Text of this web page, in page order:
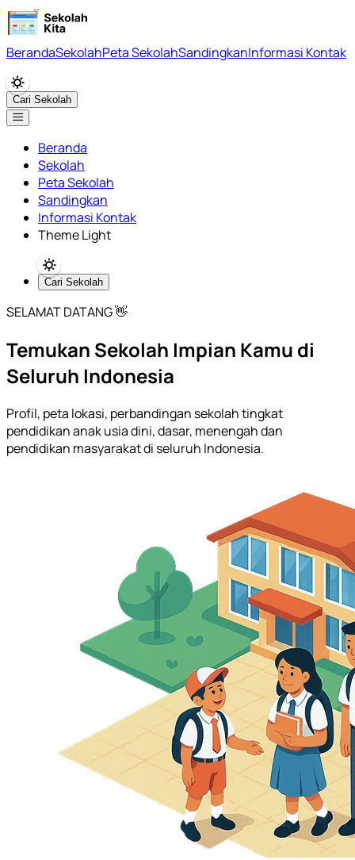
BerandaSekolahPeta SekolahSandingkanInformasi Kontak
Cari Sekolah
Beranda
Sekolah
Peta Sekolah
Sandingkan
Informasi Kontak
Theme Light
Cari Sekolah
SELAMAT DATANG 👋
Temukan Sekolah Impian Kamu di
Seluruh Indonesia
Profil, peta lokasi, perbandingan sekolah tingkat
pendidikan anak usia dini, dasar, menengah dan
pendidikan masyarakat di seluruh Indonesia.